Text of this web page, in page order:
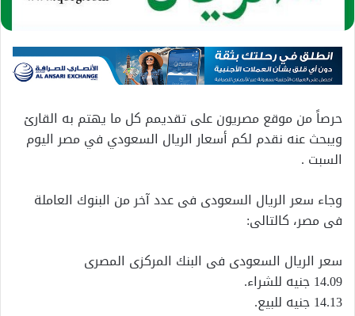
حرصاً من موقع مصريون على تقديمم كل ما يهتم به القارئ
ويبحث عنه نقدم لكم أسعار الريال السعودي في مصر اليوم
السبت .
وجاء سعر الريال السعودى فى عدد آخر من البنوك العاملة
فى مصر، كالتالى:
سعر الريال السعودى فى البنك المركزى المصرى
14.09 جنيه للشراء.
14.13 جنيه للبيع.